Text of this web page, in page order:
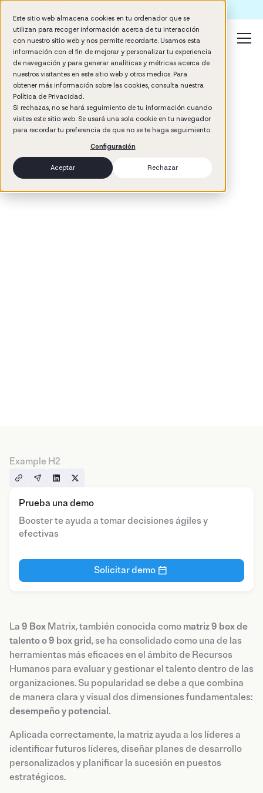
Este sitio web almacena cookies en tu ordenador que se
utilizan para recoger información acerca de tu interacción
con nuestro sitio web y nos permite recordarte. Usamos esta
información con el fin de mejorar y personalizar tu experiencia
de navegación y para generar analíticas y métricas acerca de
nuestros visitantes en este sitio web y otros medios. Para
obtener más información sobre las cookies, consulta nuestra
Política de Privacidad.
Si rechazas, no se hará seguimiento de tu información cuando
visites este sitio web. Se usará una sola cookie en tu navegador
para recordar tu preferencia de que no se te haga seguimiento.
Configuración
Aceptar Rechazar
min read
Example H2
Prueba una demo
Booster te ayuda a tomar decisiones ágiles y
efectivas
Solicitar demo
La 9 Box Matrix, también conocida como matriz 9 box de
talento o 9 box grid, se ha consolidado como una de las
herramientas más eficaces en el ámbito de Recursos
Humanos para evaluar y gestionar el talento dentro de las
organizaciones. Su popularidad se debe a que combina
de manera clara y visual dos dimensiones fundamentales:
desempeño y potencial.
Aplicada correctamente, la matriz ayuda a los líderes a
identificar futuros líderes, diseñar planes de desarrollo
personalizados y planificar la sucesión en puestos
estratégicos.